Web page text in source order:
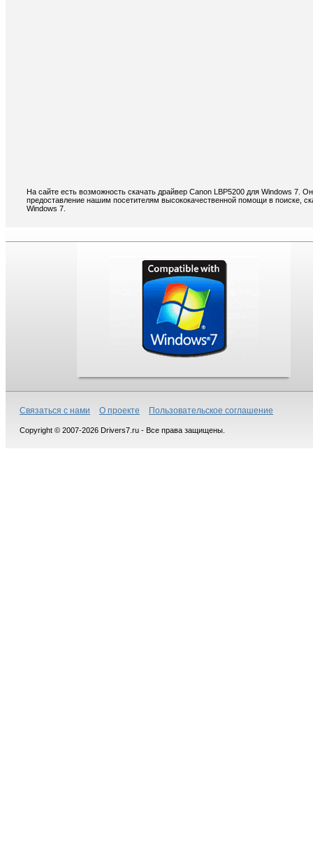
На сайте есть возможность скачать драйвер Canon LBP5200 для Windows 7.
предоставление нашим посетителям высококачественной помощи в поиске,
Windows 7.
Связаться с нами О проекте Пользовательское соглашение
Copyright © 2007-2026 Drivers7.ru - Все права защищены.